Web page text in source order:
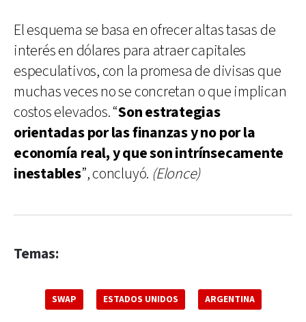
El esquema se basa en ofrecer altas tasas de
interés en dólares para atraer capitales
especulativos, con la promesa de divisas que
muchas veces no se concretan o que implican
costos elevados. “Son estrategias
orientadas por las finanzas y no por la
economía real, y que son intrínsecamente
inestables”, concluyó. (Elonce)
Temas:
SWAP ESTADOS UNIDOS ARGENTINA